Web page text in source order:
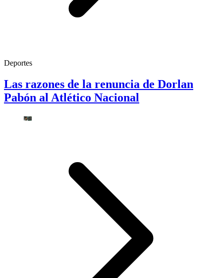
Deportes
Las razones de la renuncia de Dorlan
Pabón al Atlético Nacional